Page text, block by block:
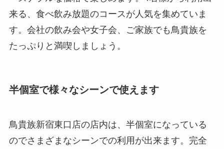
来る、食べ飲み放題のコースが人気を集めていま
す。会社の飲み会や女子会、ご家族でも鳥貴族を
たっぷりと満喫しましょう。
半個室で様々なシーンで使えます
鳥貴族新宿東口店の店内は、半個室になっている
のでさまざまなシーンでの利用が出来ます。完全